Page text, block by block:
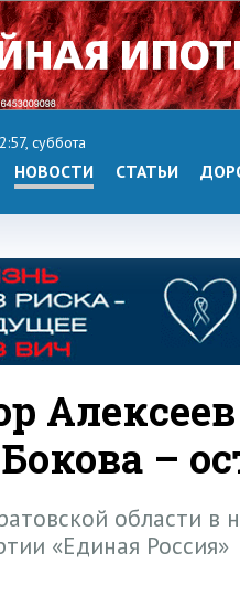
суббота
НОВОСТИ СТАТЬИ
–
области в
«Единая Россия»